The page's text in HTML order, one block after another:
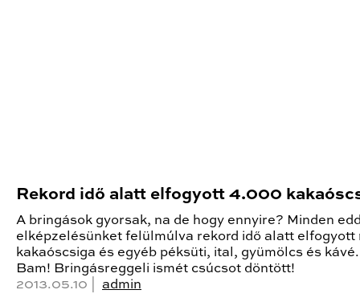
Rekord idő alatt elfogyott 4.000
A bringások gyorsak, na de hogy ennyire? Minden
elképzelésünket felülmúlva rekord idő alatt elfogyott
kakaóscsiga és egyéb péksüti, ital, gyümölcs és
Bam! Bringásreggeli ismét csúcsot döntött!
2013.05.10 | admin